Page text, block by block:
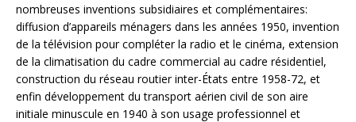
nombreuses inventions subsidiaires et complémentaires:
diffusion d’appareils ménagers dans les années 1950, invention
de la télévision pour compléter la radio et le cinéma, extension
de la climatisation du cadre commercial au cadre résidentiel,
construction du réseau routier inter-États entre 1958-72, et
enfin développement du transport aérien civil de son aire
initiale minuscule en 1940 à son usage professionnel et